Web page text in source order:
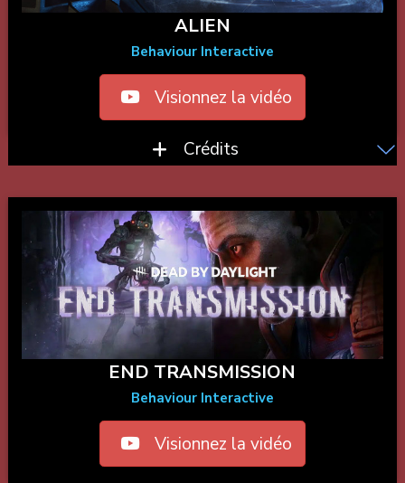
ALIEN
Behaviour Interactive
Visionnez la vidéo
Crédits
END TRANSMISSION
Behaviour Interactive
Visionnez la vidéo